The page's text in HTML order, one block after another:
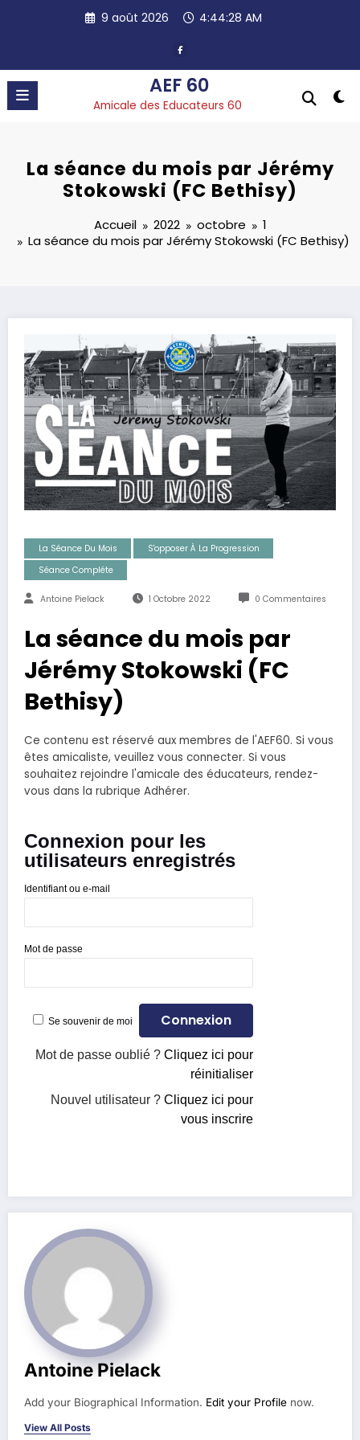
9 août 2026 4:44:28 AM
AEF 60
Amicale des Educateurs 60
La séance du mois par Jérémy
Stokowski (FC Bethisy)
Accueil 2022 octobre
1
La séance du mois par Jérémy Stokowski (FC Bethisy)
La Séance Du Mois
S'opposer À La Progression
Séance Compléte
Antoine Pielack 1 Octobre 2022 0 Commentaires
La séance du mois par
Jérémy Stokowski (FC
Bethisy)
Ce contenu est réservé aux membres de l'AEF60. Si vous
êtes amicaliste, veuillez vous connecter. Si vous
souhaitez rejoindre l'amicale des éducateurs, rendez-
vous dans la rubrique Adhérer.
Connexion pour les
utilisateurs enregistrés
Identifiant ou e-mail
Mot de passe
Se souvenir de moi
Mot de passe oublié ?Cliquez ici pour
réinitialiser
Nouvel utilisateur ?Cliquez ici pour
vous inscrire
Antoine Pielack
Add your Biographical Information. Edit your Profile now.
View All Posts